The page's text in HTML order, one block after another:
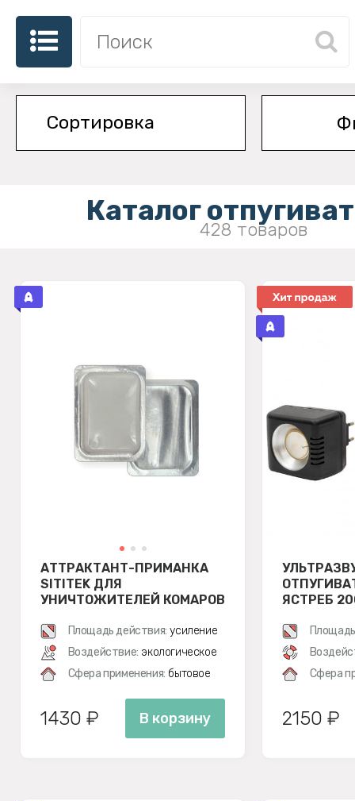
Каталог
428 товаров
АТТРАКТАНТ-ПРИМАНКА
SITITEK ДЛЯ
УНИЧТОЖИТЕЛЕЙ КОМАРОВ
Площадь действия: усиление
Воздействие: экологическое
Сфера применения: бытовое
1430 ₽ В корзину
ЯСТРЕБ
Сфера
2150 ₽